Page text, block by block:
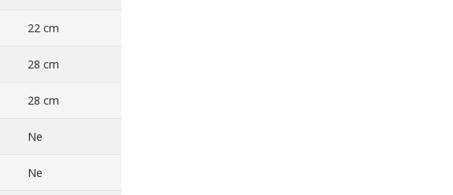
22 cm
28 cm
28 cm
Ne
Ne